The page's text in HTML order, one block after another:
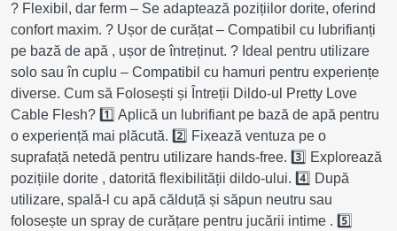
? Flexibil, dar ferm – Se adaptează pozițiilor dorite, oferind
confort maxim. ? Ușor de curățat – Compatibil cu lubrifianți
pe bază de apă , ușor de întreținut. ? Ideal pentru utilizare
solo sau în cuplu – Compatibil cu hamuri pentru experiențe
diverse. Cum să Folosești și Întreții Dildo-ul Pretty Love
Cable Flesh? 1️⃣ Aplică un lubrifiant pe bază de apă pentru
o experiență mai plăcută. 2️⃣ Fixează ventuza pe o
suprafață netedă pentru utilizare hands-free. 3️⃣ Explorează
pozițiile dorite , datorită flexibilității dildo-ului. 4️⃣ După
utilizare, spală-l cu apă călduță și săpun neutru sau
folosește un spray de curățare pentru jucării intime . 5️⃣